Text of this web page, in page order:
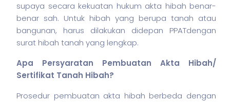
supaya secara kekuatan hukum akta hibah benar-
benar sah. Untuk hibah yang berupa tanah atau
bangunan, harus dilakukan didepan PPATdengan
surat hibah tanah yang lengkap.
Apa Persyaratan Pembuatan Akta Hibah/
Sertifikat Tanah Hibah?
Prosedur pembuatan akta hibah berbeda dengan